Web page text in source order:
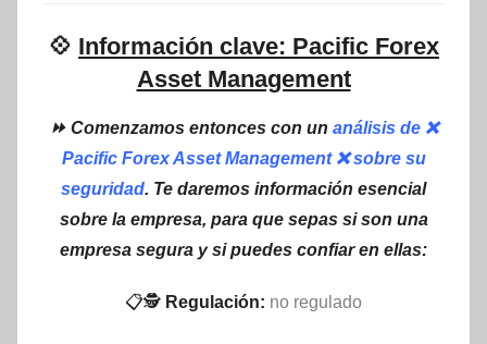
💠 Información clave: Pacific Forex
Asset Management
⏩ Comenzamos entonces con un análisis de ❌
Pacific Forex Asset Management ❌ sobre su
seguridad. Te daremos información esencial
sobre la empresa, para que sepas si son una
empresa segura y si puedes confiar en ellas:
📋🕵 Regulación: no regulado